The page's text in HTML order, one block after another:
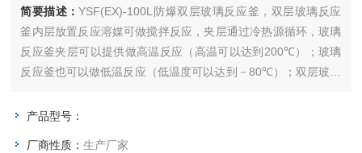
简要描述：YSF(EX)-100L防爆双层玻璃反应釜，双层玻璃反应
釜内层放置反应溶媒可做搅拌反应，夹层通过冷热源循环，玻璃
反应釜夹层可以提供做高温反应（高温可以达到200℃）；玻璃
反应釜也可以做低温反应（低温度可以达到－80℃）；双层玻璃
是现代生物制药，精细化工，新材料合成的理想实验中试设备。
产品型号：
厂商性质：生产厂家